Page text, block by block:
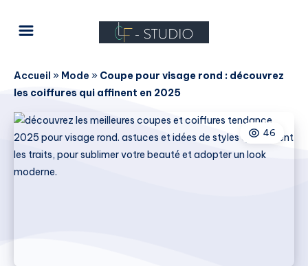
Accueil » Mode » Coupe pour visage rond : découvrez
les coiffures qui affinent en 2025
46